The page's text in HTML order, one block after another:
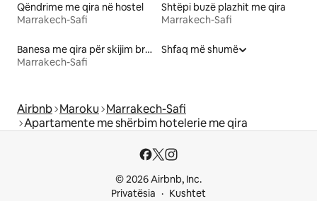
Qëndrime me qira në hostel
Marrakech-Safi
Shtëpi buzë plazhit me qira
Marrakech-Safi
Banesa me qira për skijim brenda/jashtë
Marrakech-Safi
Shfaq më shumë
Airbnb Maroku Marrakech-Safi
Apartamente me shërbim hotelerie me qira
© 2026 Airbnb, Inc.
Privatësia
Kushtet